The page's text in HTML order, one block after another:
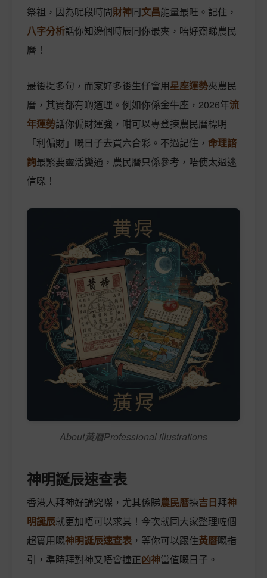
祭祖，因為呢段時間財神同文昌能量最旺。記住，
八字分析話你知邊個時辰同你最夾，唔好齋睇農民
曆！
最後提多句，而家好多後生仔會用星座運勢夾農民
曆，其實都有啲道理。例如你係金牛座，2026年流
年運勢話你偏財運強，咁可以專登揀農民曆標明
「利偏財」嘅日子去買六合彩。不過記住， 命理諮
詢最緊要靈活變通，農民曆只係參考，唔使太過迷
信㗎！
About黃曆Professional illustrations
神明誕辰速查表
香港人拜神好講究㗎，尤其係睇農民曆揀吉日拜神
明誕辰就更加唔可以求其！今次就同大家整理咗個
超實用嘅神明誕辰速查表 ，等你可以跟住黃曆嘅指
引，準時拜對神又唔會撞正凶神當值嘅日子。